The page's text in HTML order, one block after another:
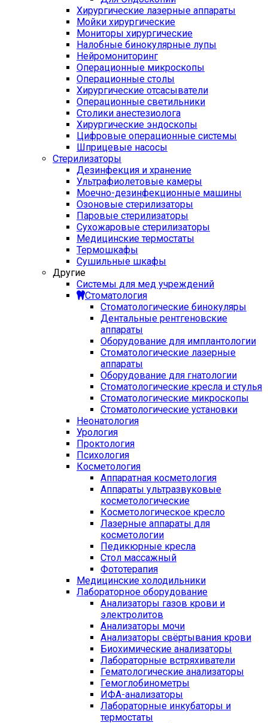
Хирургические лазерные аппараты
Мойки хирургические
Мониторы хирургические
Налобные бинокулярные лупы
Нейромониторинг
Операционные микроскопы
Операционные столы
Хирургические отсасыватели
Операционные светильники
Столики анестезиолога
Хирургические эндоскопы
Цифровые операционные системы
Шприцевые насосы
Стерилизаторы
Дезинфекция и хранение
Ультрафиолетовые камеры
Моечно-дезинфекционные машины
Озоновые стерилизаторы
Паровые стерилизаторы
Сухожаровые стерилизаторы
Медицинские термостаты
Термошкафы
Сушильные шкафы
Другие
Системы для мед учреждений
Стоматология
Стоматологические бинокуляры
Дентальные рентгеновские
аппараты
Оборудование для имплантологии
Стоматологические лазерные
аппараты
Оборудование для гнатологии
Стоматологические кресла и стулья
Стоматологические микроскопы
Стоматологические установки
Неонатология
Урология
Проктология
Психология
Косметология
Аппаратная косметология
Аппараты ультразвуковые
косметологические
Косметологическое кресло
Лазерные аппараты для
косметологии
Педикюрные кресла
Стол массажный
Фототерапия
Медицинские холодильники
Лабораторное оборудование
Анализаторы газов крови и
электролитов
Анализаторы мочи
Анализаторы свёртывания крови
Биохимические анализаторы
Лабораторные встряхиватели
Гематологические анализаторы
Гемоглобинометры
ИФА-анализаторы
Лабораторные инкубаторы и
термостаты